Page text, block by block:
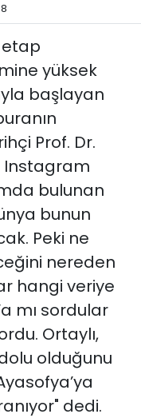
etap
yüksek
başlayan
Prof. Dr.
Instagram
bulunan
bunun
Peki ne
nereden
hangi veriye
mı sordular
Ortaylı,
olduğunu
dedi.